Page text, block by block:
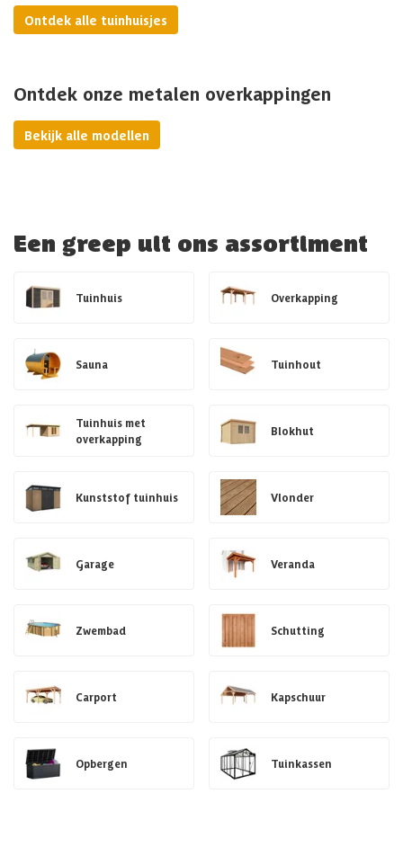
Ontdek alle tuinhuisjes
Ontdek onze metalen overkappingen
Bekijk alle modellen
Een greep uit ons assortiment
Tuinhuis Overkapping
Sauna Tuinhout
Tuinhuis met
overkapping
Blokhut
Kunststof tuinhuis Vlonder
Garage Veranda
Zwembad Schutting
Carport Kapschuur
Opbergen Tuinkassen